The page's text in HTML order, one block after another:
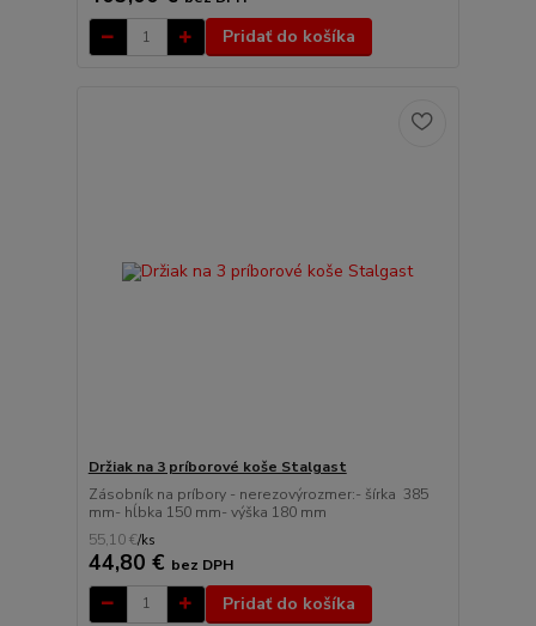
Pridať do košíka
Držiak na 3 príborové koše Stalgast
Zásobník na príbory - nerezovýrozmer:- šírka 385
mm- hĺbka 150 mm- výška 180 mm
55,10 €/ks
44,80 € bez DPH
Pridať do košíka